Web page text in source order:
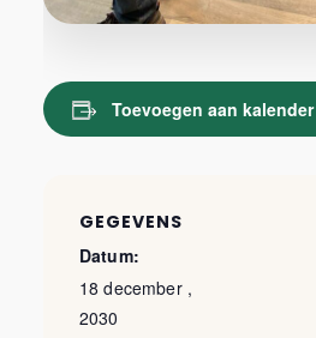
Toevoegen aan kalender
GEGEVENS
Datum:
18 december ,
2030